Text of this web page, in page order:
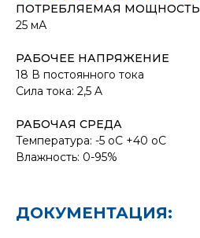
ПОТРЕБЛЯЕМАЯ МОЩНОСТЬ
25 мА
РАБОЧЕЕ НАПРЯЖЕНИЕ
18 В постоянного тока
Сила тока: 2,5 A
РАБОЧАЯ СРЕДА
Температура: -5 oC +40 oC
Влажность: 0-95%
ДОКУМЕНТАЦИЯ: